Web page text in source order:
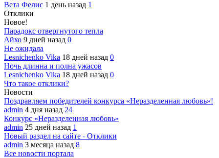
Вета Фелис 1 день назад 1
Отклики
Новое!
Парадокс отвергнутого тепла
Айхо 9 дней назад 0
Не ожидала
Lesnichenko Vika 18 дней назад 0
Ночь длинна и полна ужасов
Lesnichenko Vika 18 дней назад 0
Что такое отклики?
Новости
Поздравляем победителей конкурса «Неразделенная любовь»!
admin 4 дня назад 24
Конкурс «Неразделенная любовь»
admin 25 дней назад 1
Новый раздел на сайте - Отклики
admin 3 месяца назад 8
Все новости портала